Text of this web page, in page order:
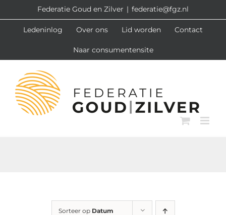
naar
inhoud
Federatie Goud en Zilver | federatie@fgz.nl
Ledeninlog Over ons Lid worden Contact
Naar consumentensite
Sorteer op Datum